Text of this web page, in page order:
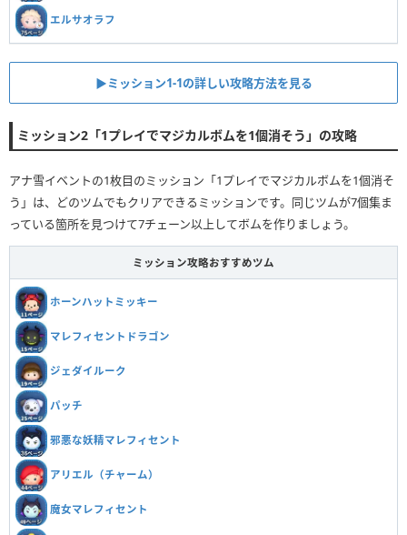
エルサオラフ
▶︎ミッション1-1の詳しい攻略方法を見る
ミッション2「1プレイでマジカルボムを1個消そう」の攻略
アナ雪イベントの1枚目のミッション「1プレイでマジカルボムを1個消そ
う」は、どのツムでもクリアできるミッションです。同じツムが7個集ま
っている箇所を見つけて7チェーン以上してボムを作りましょう。
ミッション攻略おすすめツム
ホーンハットミッキー
マレフィセントドラゴン
ジェダイルーク
パッチ
邪悪な妖精マレフィセント
アリエル（チャーム）
魔女マレフィセント